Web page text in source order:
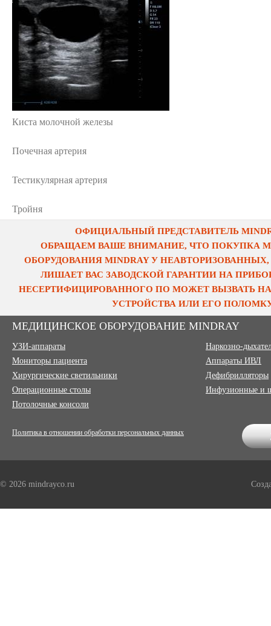
Киста молочной железы
Почечная артерия
Тестикулярная артерия
Тройня
ОФИЦИАЛЬНЫЙ ПРЕДСТАВИТЕЛЬ
ОБРАЩАЕМ ВАШЕ ВНИМАНИЕ, ЧТО ПОКУПКА
ОБОРУДОВАНИЯ MINDRAY У
ЛИШАЕТ ВАС ЗАВОДСКОЙ ГАРАНТИИ НА
НЕСЕРТИФИЦИРОВАННОГО ПО МОЖЕТ ВЫЗВАТЬ
УСТРОЙСТВА ИЛИ ЕГО
МЕДИЦИНСКОЕ ОБОРУДОВАНИЕ MINDRAY
УЗИ-аппараты
Мониторы пациента
Хирургические светильники
Операционные столы
Потолочные консоли
Наркозно-
Аппараты ИВЛ
Дефибрилляторы
Инфузионные и
Политика в отношении обработки персональных данных
© 2026 mindrayco.ru